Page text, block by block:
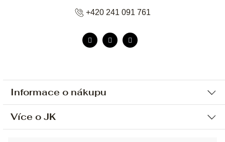
Informace o nákupu
Ochrana osobních údajů
Více o JK
+420 241 091 761